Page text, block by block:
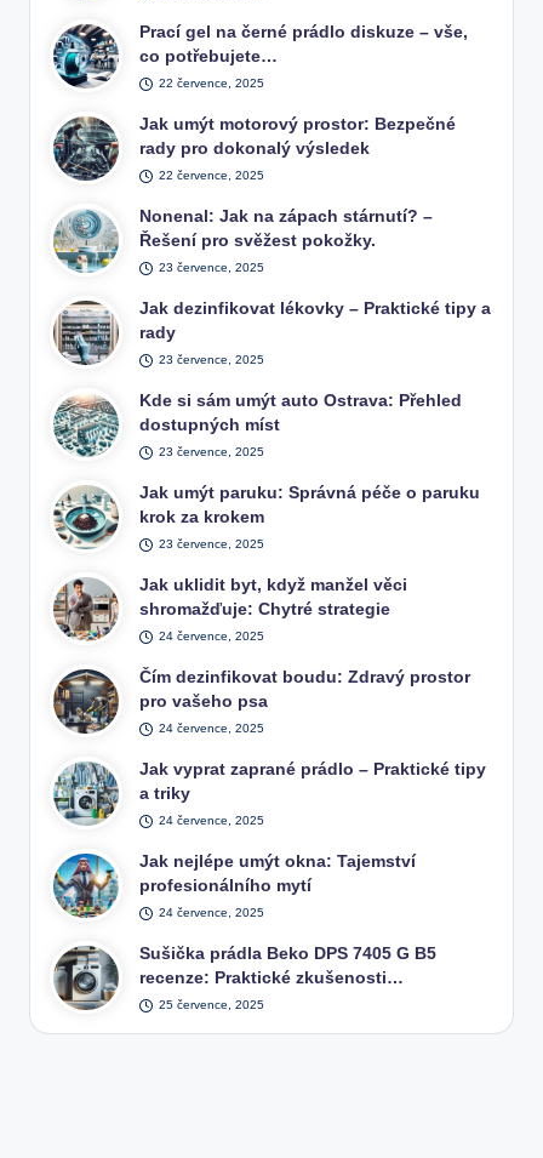
Prací gel na černé prádlo diskuze – vše,
co potřebujete…
22 července, 2025
Jak umýt motorový prostor: Bezpečné
rady pro dokonalý výsledek
22 července, 2025
Nonenal: Jak na zápach stárnutí? –
Řešení pro svěžest pokožky.
23 července, 2025
Jak dezinfikovat lékovky – Praktické tipy a
rady
23 července, 2025
Kde si sám umýt auto Ostrava: Přehled
dostupných míst
23 července, 2025
Jak umýt paruku: Správná péče o paruku
krok za krokem
23 července, 2025
Jak uklidit byt, když manžel věci
shromažďuje: Chytré strategie
24 července, 2025
Čím dezinfikovat boudu: Zdravý prostor
pro vašeho psa
24 července, 2025
Jak vyprat zaprané prádlo – Praktické tipy
a triky
24 července, 2025
Jak nejlépe umýt okna: Tajemství
profesionálního mytí
24 července, 2025
Sušička prádla Beko DPS 7405 G B5
recenze: Praktické zkušenosti…
25 července, 2025